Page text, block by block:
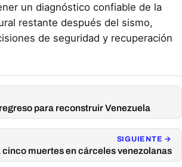
un diagnóstico confiable de la
restante después del sismo,
de seguridad y recuperación
para reconstruir Venezuela
SIGUIENTE →
cinco muertes en cárceles venezolanas